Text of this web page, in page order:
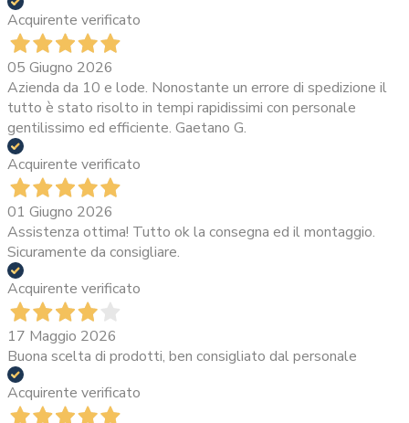
Acquirente verificato
05 Giugno 2026
Azienda da 10 e lode. Nonostante un errore di spedizione il
tutto è stato risolto in tempi rapidissimi con personale
gentilissimo ed efficiente. Gaetano G.
Acquirente verificato
01 Giugno 2026
Assistenza ottima! Tutto ok la consegna ed il montaggio.
Sicuramente da consigliare.
Acquirente verificato
17 Maggio 2026
Buona scelta di prodotti, ben consigliato dal personale
Acquirente verificato